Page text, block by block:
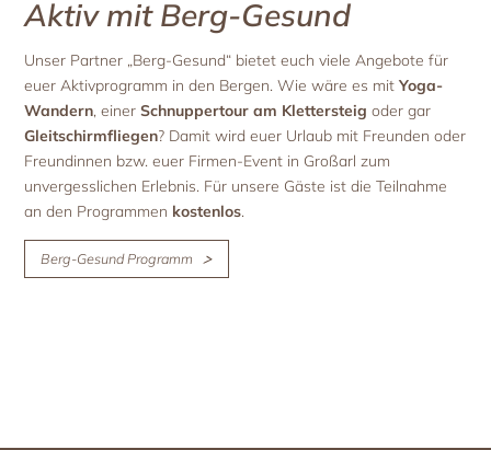
Aktiv mit Berg-Gesund
Unser Partner „Berg-Gesund“ bietet euch viele Angebote für
euer Aktivprogramm in den Bergen. Wie wäre es mitYoga-
Wandern, einerSchnuppertour am Klettersteig oder gar
Gleitschirmfliegen? Damit wird euer Urlaub mit Freunden oder
Freundinnen bzw. euer Firmen-Event in Großarl zum
unvergesslichen Erlebnis. Für unsere Gäste ist die Teilnahme
an den Programmen kostenlos.
Berg-Gesund Programm